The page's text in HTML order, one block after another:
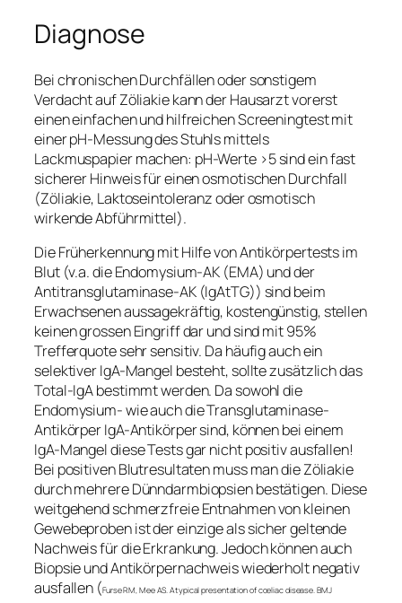
Diagnose
Bei chronischen Durchfällen oder sonstigem
Verdacht auf Zöliakie kann der Hausarzt vorerst
einen einfachen und hilfreichen Screeningtest mit
einer pH-Messung des Stuhls mittels
Lackmuspapier machen: pH-Werte >5 sind ein fast
sicherer Hinweis für einen osmotischen Durchfall
(Zöliakie, Laktoseintoleranz oder osmotisch
wirkende Abführmittel).
Die Früherkennung mit Hilfe von Antikörpertests im
Blut (v.a. die Endomysium-AK (EMA) und der
Antitransglutaminase-AK (IgAtTG)) sind beim
Erwachsenen aussagekräftig, kostengünstig, stellen
keinen grossen Eingriff dar und sind mit 95%
Trefferquote sehr sensitiv. Da häufig auch ein
selektiver IgA-Mangel besteht, sollte zusätzlich das
Total-IgA bestimmt werden. Da sowohl die
Endomysium- wie auch die Transglutaminase-
Antikörper IgA-Antikörper sind, können bei einem
IgA-Mangel diese Tests gar nicht positiv ausfallen!
Bei positiven Blutresultaten muss man die Zöliakie
durch mehrere Dünndarmbiopsien bestätigen. Diese
weitgehend schmerzfreie Entnahmen von kleinen
Gewebeproben ist der einzige als sicher geltende
Nachweis für die Erkrankung. Jedoch können auch
Biopsie und Antikörpernachweis wiederholt negativ
ausfallen (Furse RM, Mee AS. Atypical presentation of coeliac disease. BMJ